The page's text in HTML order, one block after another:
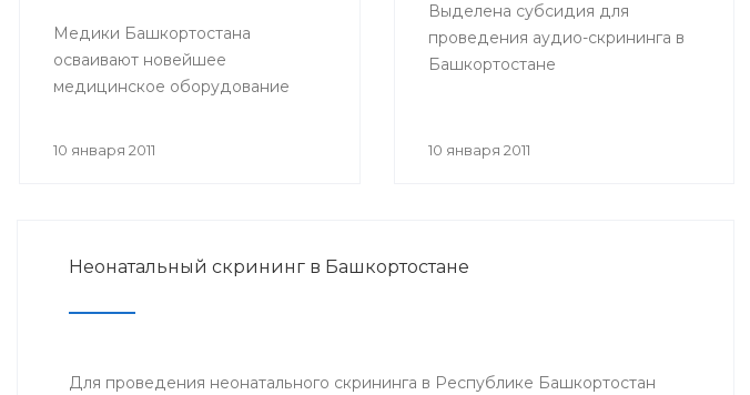
Медики Башкортостана
осваивают новейшее
медицинское оборудование
10 января 2011
Выделена субсидия для
проведения аудио-скрининга в
Башкортостане
10 января 2011
Неонатальный скрининг в Башкортостане
Для проведения неонатального скрининга в Республике Башкортостан